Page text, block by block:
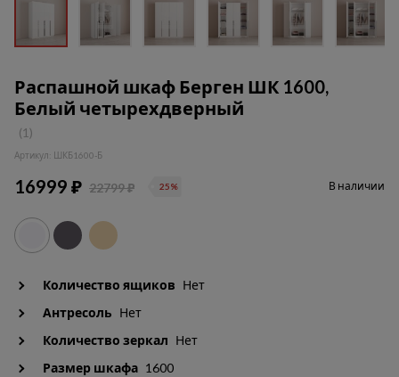
Распашной шкаф Берген ШК 1600,
Белый четырехдверный
(1)
Артикул: ШКБ1600-Б
16999 ₽ 22799 ₽ 25% В наличии
Количество ящиков Нет
Антресоль Нет
Количество зеркал Нет
Размер шкафа 1600